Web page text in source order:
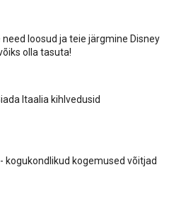
loosud ja teie järgmine Disney
olla tasuta!
Itaalia kihlvedusid
kogukondlikud kogemused võitjad